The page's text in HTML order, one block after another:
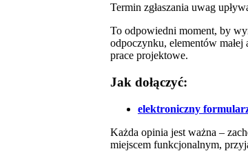
Termin zgłaszania uwag
To odpowiedni moment, by
odpoczynku, elementów
prace projektowe.
Jak dołączyć:
elektroniczny
Każda opinia jest ważna –
miejscem funkcjonalnym,